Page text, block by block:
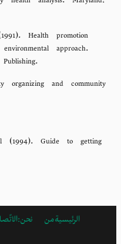
Health promotion
approach.
organizing and community
(1994). Guide to getting
الرئيسيةمن نحن: